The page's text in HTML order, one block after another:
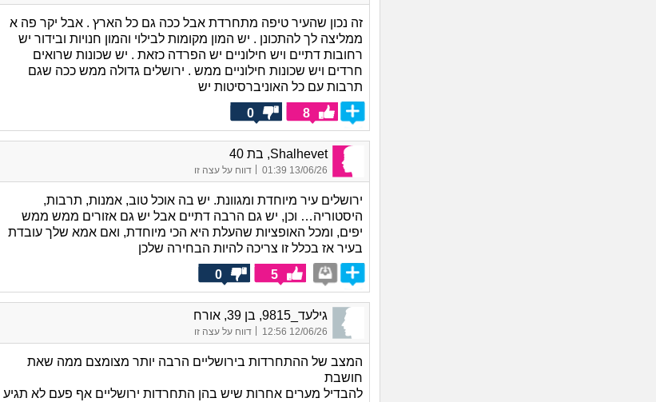
זה נכון שהעיר טיפה מתחרדת אבל ככה גם כל הארץ . אבל יקר פה א
ממליצה לך להתכונן . יש המון מקומות לבילוי והמון חנויות ובידור יש
רחובות דתיים ויש חילוניים יש הפרדה כזאת . יש שכונות שרואים
חרדים ויש שכונות חילוניים ממש . ירושלים גדולה ממש ככה שגם
תרבות עם כל האוניברסיטות יש
8
0
Shalhevet, בת 40
13/06/26 01:39 דווח על עצה זו
ירושלים עיר מיוחדת ומגוונת. יש בה אוכל טוב, אמנות, תרבות,
היסטוריה… וכן, יש גם הרבה דתיים אבל יש גם אזורים ממש ממש
יפים, ומכל האופציות שהעלת היא הכי מיוחדת, ואם אמא שלך עובדת
בעיר אז בכלל זו צריכה להיות הבחירה שלכן
5
0
גילעד_9815, בן 39, אורח
12/06/26 12:56 דווח על עצה זו
המצב של ההתחרדות בירושליים הרבה יותר מצומצם ממה שאת
חושבת
להבדיל מערים אחרות שיש בהן התחרדות ירושליים אף פעם לא תגיע